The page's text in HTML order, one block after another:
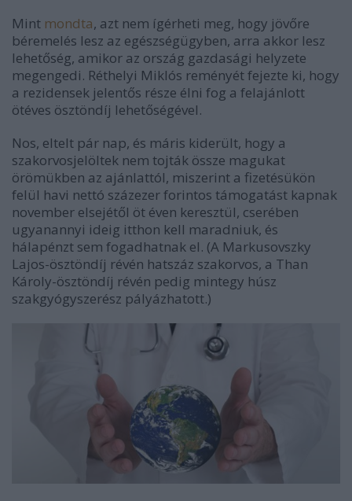
Mint mondta, azt nem ígérheti meg, hogy jövőre
béremelés lesz az egészségügyben, arra akkor lesz
lehetőség, amikor az ország gazdasági helyzete
megengedi. Réthelyi Miklós reményét fejezte ki, hogy
a rezidensek jelentős része élni fog a felajánlott
ötéves ösztöndíj lehetőségével.
Nos, eltelt pár nap, és máris kiderült, hogy a
szakorvosjelöltek nem tojták össze magukat
örömükben az ajánlattól, miszerint a fizetésükön
felül havi nettó százezer forintos támogatást kapnak
november elsejétől öt éven keresztül, cserében
ugyanannyi ideig itthon kell maradniuk, és
hálapénzt sem fogadhatnak el. (A Markusovszky
Lajos-ösztöndíj révén hatszáz szakorvos, a Than
Károly-ösztöndíj révén pedig mintegy húsz
szakgyógyszerész pályázhatott.)